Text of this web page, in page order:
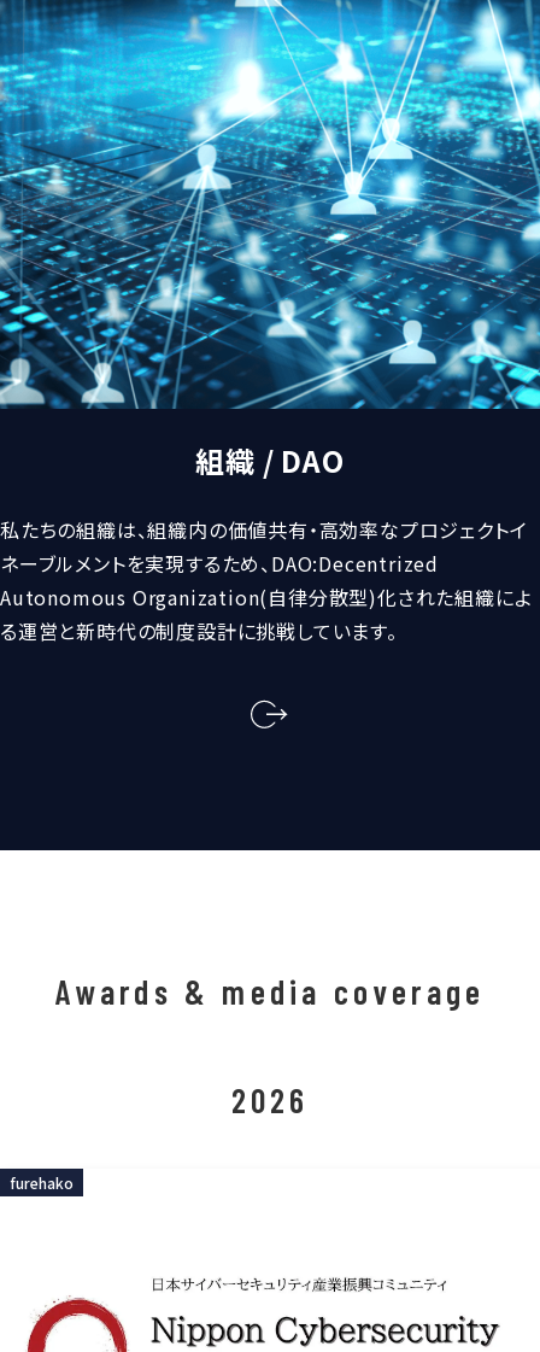
組織 / DAO
私たちの組織は、組織内の価値共有・高効率なプロジェクトイ
ネーブルメントを実現するため、DAO:Decentrized
Autonomous Organization(自律分散型)化された組織によ
る運営と新時代の制度設計に挑戦しています。
Awards & media coverage
2026
furehako